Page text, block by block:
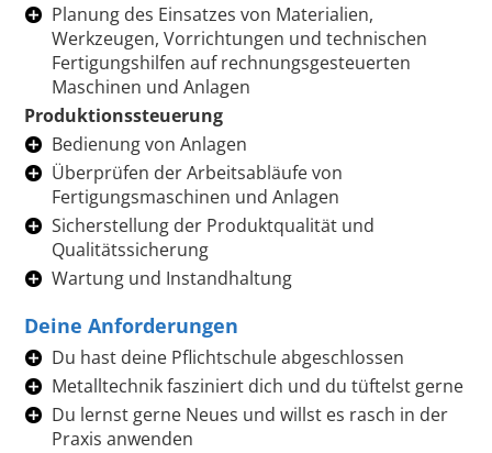
Planung des Einsatzes von Materialien,
Werkzeugen, Vorrichtungen und technischen
Fertigungshilfen auf rechnungsgesteuerten
Maschinen und Anlagen
Produktionssteuerung
Bedienung von Anlagen
Überprüfen der Arbeitsabläufe von
Fertigungsmaschinen und Anlagen
Sicherstellung der Produktqualität und
Qualitätssicherung
Wartung und Instandhaltung
Deine Anforderungen
Du hast deine Pflichtschule abgeschlossen
Metalltechnik fasziniert dich und du tüftelst gerne
Du lernst gerne Neues und willst es rasch in der
Praxis anwenden